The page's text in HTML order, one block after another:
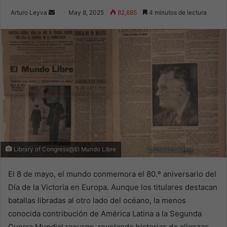
Arturo Leyva
Send
email
May 8, 2025 82,685 4 minutos de lectura
Library of Congress@El Mundo Libre
El 8 de mayo, el mundo conmemora el 80.º aniversario del
Día de la Victoria en Europa. Aunque los titulares destacan
batallas libradas al otro lado del océano, la menos
conocida contribución de América Latina a la Segunda